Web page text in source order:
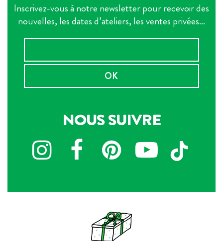
Inscrivez-vous à notre newsletter pour recevoir des
nouvelles, les dates d’ateliers, les ventes privées...
OK
NOUS SUIVRE